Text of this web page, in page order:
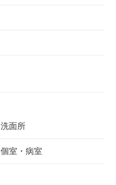
洗面所
個室・病室